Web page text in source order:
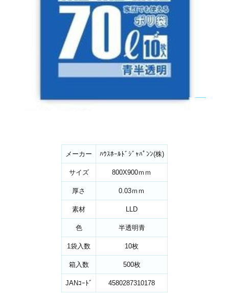
メーカー ﾊｳｽﾎｰﾙﾄﾞｼﾞｬﾊﾟﾝﾝ(株)
サイズ 800X900ｍｍ
厚さ 0.03ｍｍ
素材 LLD
色 半透明青
1袋入数 10枚
箱入数 500枚
JANｺｰﾄﾞ 4580287310178